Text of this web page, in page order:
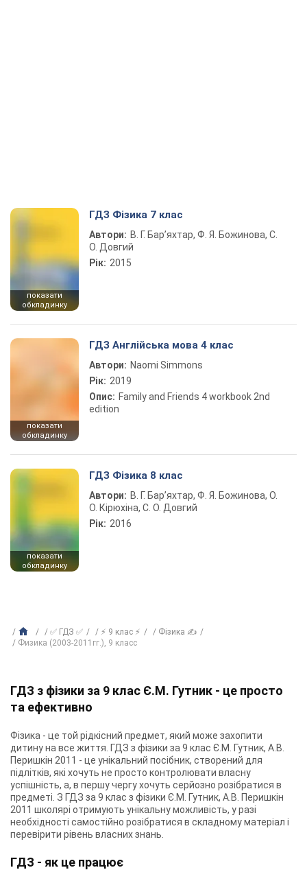
показати
обкладинку
ГДЗ Фізика 7 клас
Автори: В. Г. Бар’яхтар, Ф. Я. Божинова, С.
О. Довгий
Рік: 2015
показати
обкладинку
ГДЗ Англійська мова 4 клас
Автори: Naomi Simmons
Рік: 2019
Опис: Family and Friends 4 workbook 2nd
edition
показати
обкладинку
ГДЗ Фізика 8 клас
Автори: В. Г. Бар’яхтар, Ф. Я. Божинова, О.
О. Кірюхіна, С. О. Довгий
Рік: 2016
✅ ГДЗ ✅ ⚡ 9 клас ⚡
Фізика ✍
Физика (2003-2011гг.), 9 класс
ГДЗ з фізики за 9 клас Є.М. Гутник - це просто
та ефективно
Фізика - це той рідкісний предмет, який може захопити
дитину на все життя. ГДЗ з фізики за 9 клас Є.М. Гутник, А.В.
Перишкін 2011 - це унікальний посібник, створений для
підлітків, які хочуть не просто контролювати власну
успішність, а, в першу чергу хочуть серйозно розібратися в
предметі. З ГДЗ за 9 клас з фізики Є.М. Гутник, А.В. Перишкін
2011 школярі отримують унікальну можливість, у разі
необхідності самостійно розібратися в складному матеріал і
перевірити рівень власних знань.
ГДЗ - як це працює